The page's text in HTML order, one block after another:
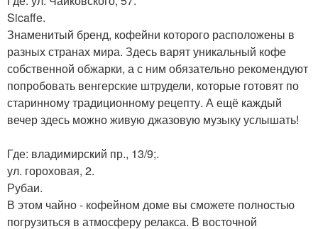
Sicaffe.
Знаменитый бренд, кофейни которого расположены в
разных странах мира. Здесь варят уникальный кофе
собственной обжарки, а с ним обязательно рекомендуют
попробовать венгерские штрудели, которые готовят по
старинному традиционному рецепту. А ещё каждый
вечер здесь можно живую джазовую музыку услышать!
Где: владимирский пр., 13/9;.
ул. гороховая, 2.
Рубаи.
В этом чайно - кофейном доме вы сможете полностью
погрузиться в атмосферу релакса. В восточной